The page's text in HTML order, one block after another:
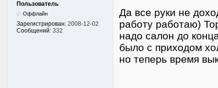
Пользователь
Оффлайн
Зарегистрирован: 2008-12-02
Сообщений: 332
Да все руки не
работу работаю)
надо салон до
было с приходом
но теперь время